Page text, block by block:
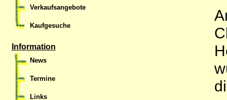
Verkaufsangebote
Kaufgesuche
Information
News
Termine
Links